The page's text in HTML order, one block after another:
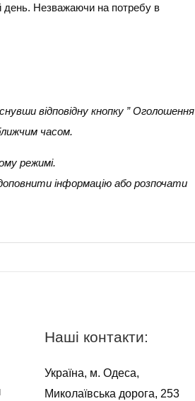
день. Незважаючи на потребу в
відповідну кнопку ” Оголошення
часом.
режимі.
інформацію або розпочати
Наші контакти:
Україна, м. Одеса,
Миколаївська дорога, 253